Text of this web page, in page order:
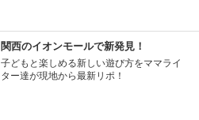
関西のイオンモールで新発見！
子どもと楽しめる新しい遊び方をママライ
ター達が現地から最新リポ！